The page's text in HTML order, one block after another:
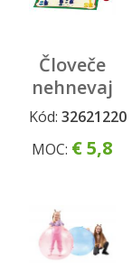
Človeče
nehnevaj
sa travel
Kód: 32621220
MOC: € 5,8